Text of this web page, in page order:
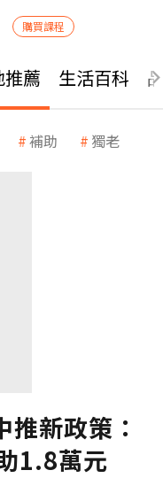
購買課程
推薦 生活百科
補助 獨老
新政策：
1.8萬元